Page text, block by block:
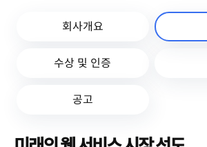
회사개요
수상 및 인증
공고